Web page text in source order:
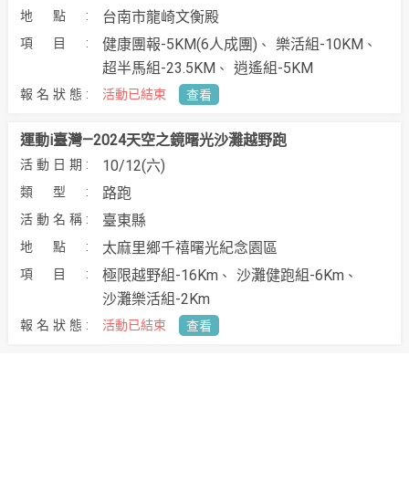
台南市龍崎文衡殿
健康團報-5KM(6人成團)
樂活組-10KM
超半馬組-23.5KM
逍遙組-5KM
活動已結束 查看
10/12(六)
路跑
臺東縣
運動i臺灣—2024天空之鏡曙光沙灘越野跑
太麻里鄉千禧曙光紀念園區
極限越野組-16Km
沙灘健跑組-6Km
沙灘樂活組-2Km
活動已結束 查看